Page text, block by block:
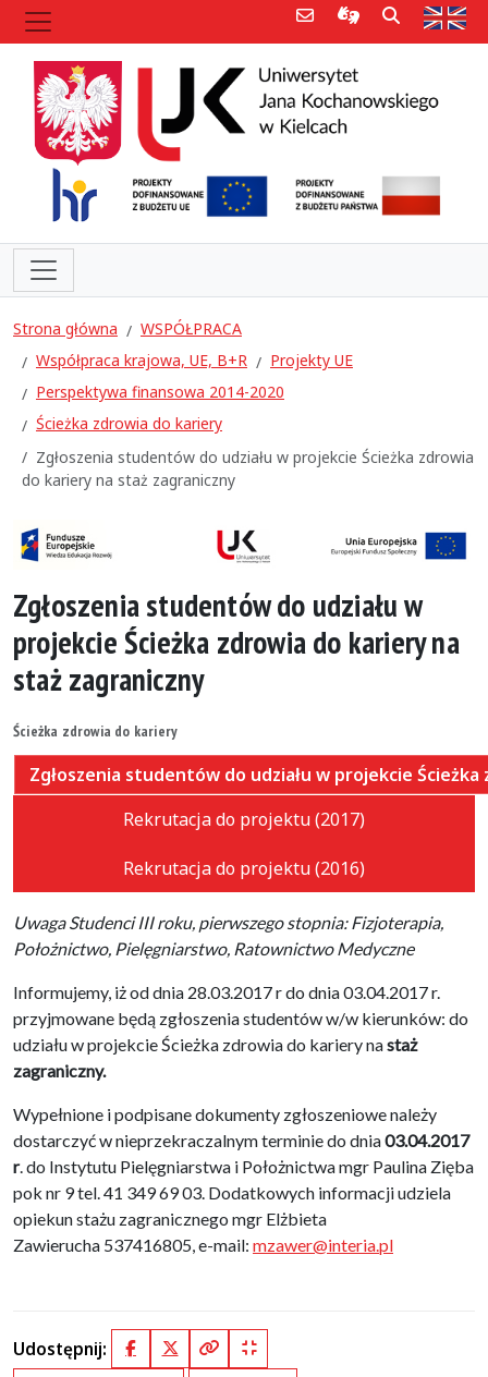
Poczta e-mailInformacje dla
Szukaj
Strona główna
WSPÓŁPRACA
Współpraca krajowa, UE, B+R
Projekty UE
Perspektywa finansowa 2014-2020
Ścieżka zdrowia do kariery
Zgłoszenia studentów do udziału w projekcie Ścieżka zdrowia
do kariery na staż zagraniczny
Zgłoszenia studentów do udziału w
projekcie Ścieżka zdrowia do kariery na
staż zagraniczny
Ścieżka zdrowia do kariery
Zgłoszenia studentów do udziału w projekcie
Rekrutacja do projektu (2017)
Rekrutacja do projektu (2016)
Uwaga Studenci III roku, pierwszego stopnia: Fizjoterapia,
Położnictwo, Pielęgniarstwo, Ratownictwo Medyczne
Informujemy, iż od dnia 28.03.2017 r do dnia 03.04.2017 r.
przyjmowane będą zgłoszenia studentów w/w kierunków: do
udziału w projekcie Ścieżka zdrowia do kariery nastaż
zagraniczny.
Wypełnione i podpisane dokumenty zgłoszeniowe należy
dostarczyć w nieprzekraczalnym terminie do dnia03.04.2017
r. do Instytutu Pielęgniarstwa i Położnictwa mgr Paulina Zięba
pok nr 9 tel. 41 349 69 03. Dodatkowych informacji udziela
opiekun stażu zagranicznego mgr Elżbieta
Zawierucha 537416805, e-mail: mzawer@interia.pl
Udostępnij: FacebookX (Twitter)
Kopiuj pełny link
Kopiuj krótki link